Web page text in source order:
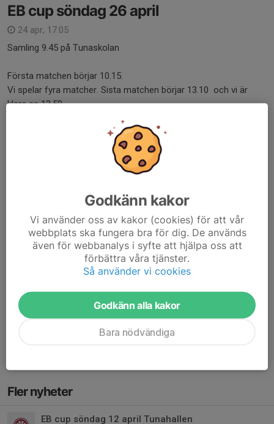
EB cup söndag 26 april
24 apr, 17:05
Samling 9.45 på Tunaskolan
Första matchen börjar 10.15.
Vi spelar fyra matcher. Sista matchen börjar 13.10 och vi är
klara ca 13.50.
Denna gång är det viktigt att ha med matsäck med nyttig mat.
EBcup 19 april Tunahallen
17 apr, 17:14
Vi har lånat in Juan är tränare för F14/15 som coach för ett av
Obs! Olika samlingstid beroende på vilket lag man är med i.
Spelschema
Gabriella, Esra, Yohana, Sofia A,...
Fler nyheter
EB cup söndag 12 april Tunahallen
Godkänn kakor
Vi använder oss av kakor (cookies) för att vår
webbplats ska fungera bra för dig. De används
även för webbanalys i syfte att hjälpa oss att
förbättra våra tjänster.
Så använder vi cookies
Godkänn alla kakor
Bara nödvändiga